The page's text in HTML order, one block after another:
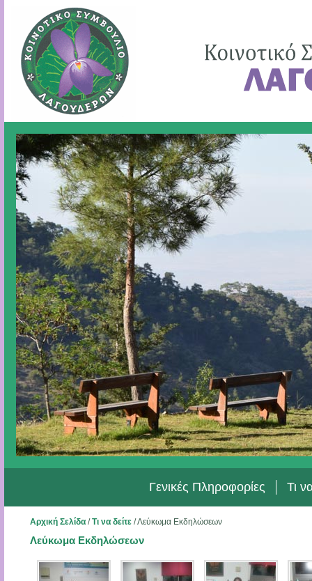
Γενικές Πληροφορίες Τι
Αρχική Σελίδα/Τι να δείτε/Λεύκωμα Εκδηλώσεων
Λεύκωμα Εκδηλώσεων